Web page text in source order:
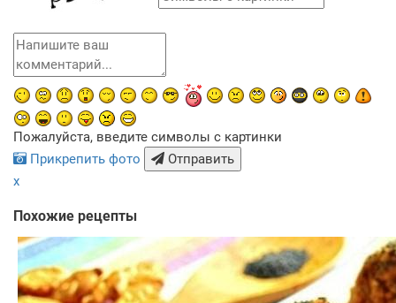
Пожалуйста, введите символы с картинки
Прикрепить фото
Отправить
x
Похожие рецепты